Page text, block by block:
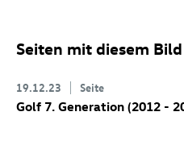
Seiten mit diesem Bild
19.12.23 Seite
Golf 7. Generation (2012 -